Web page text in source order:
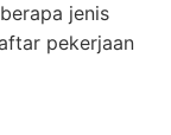
jenis
pekerjaan